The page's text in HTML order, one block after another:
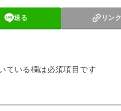
送る リンク
ている欄は必須項目です